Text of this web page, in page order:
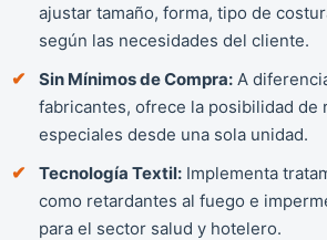
ajustar tamaño, forma, tipo de
según las necesidades del cliente.
Sin Mínimos de Compra: A
fabricantes, ofrece la posibilidad de
especiales desde una sola unidad.
Tecnología Textil: Implementa
como retardantes al fuego e
para el sector salud y hotelero.